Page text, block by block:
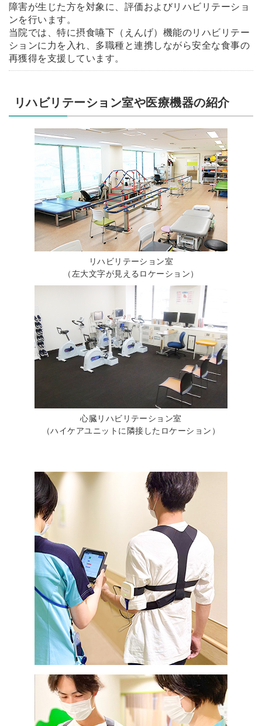
障害が生じた方を対象に、評価およびリハビリテーショ
ンを行います。
当院では、特に摂食嚥下（えんげ）機能のリハビリテー
ションに力を入れ、多職種と連携しながら安全な食事の
再獲得を支援しています。
リハビリテーション室や医療機器の紹介
リハビリテーション室
（左大文字が見えるロケーション）
心臓リハビリテーション室
（ハイケアユニットに隣接したロケーション）